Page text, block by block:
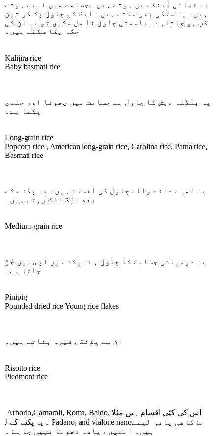
یہ تھائی لینڈ میں ہوتے ہیں ۔جسامت میں لمبے ہوتے
ہیں۔ یہ سلکی بھی ملتے ہیں۔ ایک کپ چاول پک کر تین
کپ ہو جاتاہے۔ باسمتی چاول نا مل سکیں تو یہ ان کی
جگہ پکا سکتے ہیں۔
Kalijira rice
Baby basmati rice
یہ بنگلہ دیش کا چاول ہے جسامت میں چھوٹا اور جلدی
پکتا ہے۔
Long-grain rice
Popcorn rice , American long-grain rice, Carolina rice, Patna rice,
Basmati rice
یہ لمبے دانے والے چاول کی اقسام ہیں۔ یہ پکنے کے
بعد الگ الگ رہتے ہیں۔
Medium-grain rice
یہ درمیانی جسامت کا چاول ہے۔ پکنے پر آپس میں جُڑ
جاتا ہے۔
Pinipig
Pounded dried rice Young rice flakes
ان سے پڈنگ وغیرہ بناتے ہیں۔
Risotto rice
Piedmont rice
اس کی کئی اقسام ہیں مثلا Arborio,Carnaroli, Roma, Baldo,
Padano, and vialone nano ۔ یہ پکنے کے ل‎ۓ کافی پانی لیتے
ہیں۔ انہیں زیادہ دھونا نہیں چاہۓ ۔